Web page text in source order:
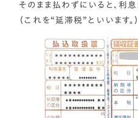
そのまま払わずにいると、利息
（これを“延滞税”といいます。）